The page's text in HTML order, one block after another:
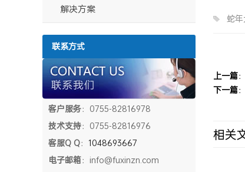
蛇年
上一篇：
下一篇：
相关
解决方案
联系方式
客户服务：0755-82816978
技术支持：0755-82816976
客服Q Q： 1048693667
电子邮箱：info@fuxinzn.com